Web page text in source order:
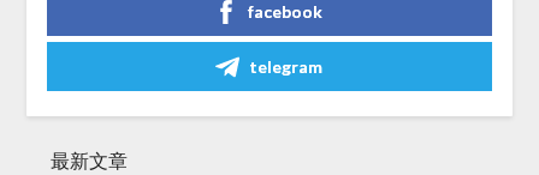
facebook
telegram
最新文章